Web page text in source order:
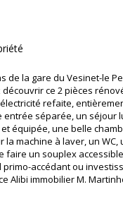
de la gare du Vesinet-le
découvrir ce 2 pièces
refaite,
entrée séparée, un séjour
équipée, une belle
la machine à laver, un WC,
faire un souplex
accédant ou
Alibi immobilier M.